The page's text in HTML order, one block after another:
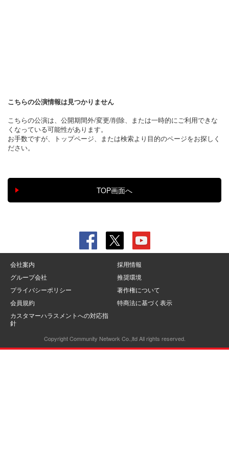
こちらの公演情報は見つかりません
こちらの公演は、公開期間外/変更/削除、または一時的にご利用できな
くなっている可能性があります。
お手数ですが、トップページ、または検索より目的のページをお探しく
ださい。
会社案内
採用情報
グループ会社
推奨環境
プライバシーポリシー
著作権について
会員規約
特商法に基づく表示
カスタマーハラスメントへの対応指
針
Copyright Community Network Co.,ltd All rights reserved.